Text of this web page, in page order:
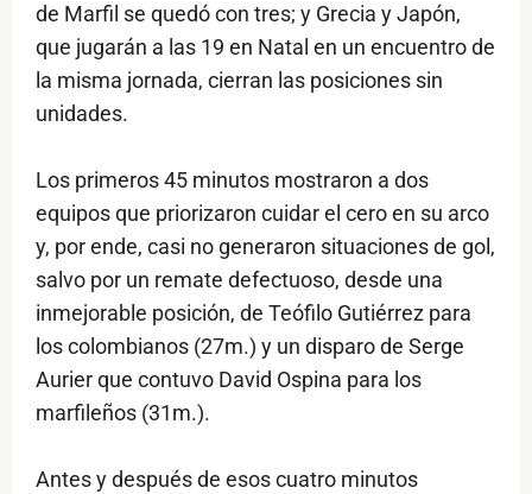
de Marfil se quedó con tres; y Grecia y Japón,
que jugarán a las 19 en Natal en un encuentro de
la misma jornada, cierran las posiciones sin
unidades.
Los primeros 45 minutos mostraron a dos
equipos que priorizaron cuidar el cero en su arco
y, por ende, casi no generaron situaciones de gol,
salvo por un remate defectuoso, desde una
inmejorable posición, de Teófilo Gutiérrez para
los colombianos (27m.) y un disparo de Serge
Aurier que contuvo David Ospina para los
marfileños (31m.).
Antes y después de esos cuatro minutos